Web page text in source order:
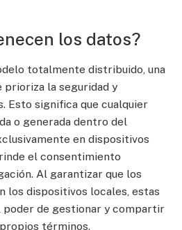
los datos?
totalmente distribuido, una
prioriza la seguridad y
Esto significa que cualquier
o generada dentro del
en dispositivos
el consentimiento
Al garantizar que los
los dispositivos locales, estas
poder de gestionar y compartir
términos.